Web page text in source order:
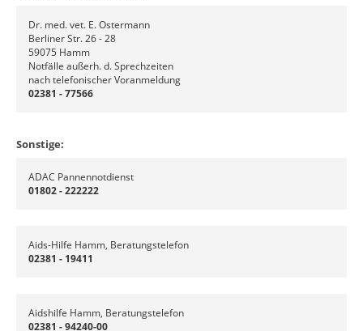
Dr. med. vet. E. Ostermann
Berliner Str. 26 - 28
59075 Hamm
Notfälle außerh. d. Sprechzeiten
nach telefonischer Voranmeldung
02381 - 77566
Sonstige:
ADAC Pannennotdienst
01802 - 222222
Aids-Hilfe Hamm, Beratungstelefon
02381 - 19411
Aidshilfe Hamm, Beratungstelefon
02381 - 94240-00